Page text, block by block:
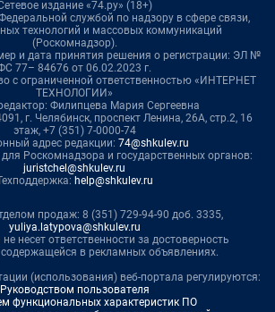
издание «74.ру» (18+)
службой по надзору в сфере связи,
технологий и массовых коммуникаций
(Роскомнадзор).
и дата принятия решения о регистрации: ЭЛ №
77– 84676 от 06.02.2023 г.
с ограниченной ответственностью «ИНТЕРНЕТ
ТЕХНОЛОГИИ»
Филипцева Мария Сергеевна
г. Челябинск, проспект Ленина, 26А, стр.2, 16
этаж, +7 (351) 7-0000-74
адрес редакции: 74@shkulev.ru
Роскомнадзора и государственных органов:
juristchel@shkulev.ru
help@shkulev.ru
продаж: 8 (351) 729-94-90 доб. 3335,
yuliya.latypova@shkulev.ru
несет ответственности за достоверность
в рекламных объявлениях.
(использования) веб-портала регулируются:
Руководством пользователя
функциональных характеристик ПО